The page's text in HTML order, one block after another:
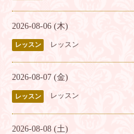
2026-08-06 (木)
レッスン レッスン
2026-08-07 (金)
レッスン レッスン
2026-08-08 (土)